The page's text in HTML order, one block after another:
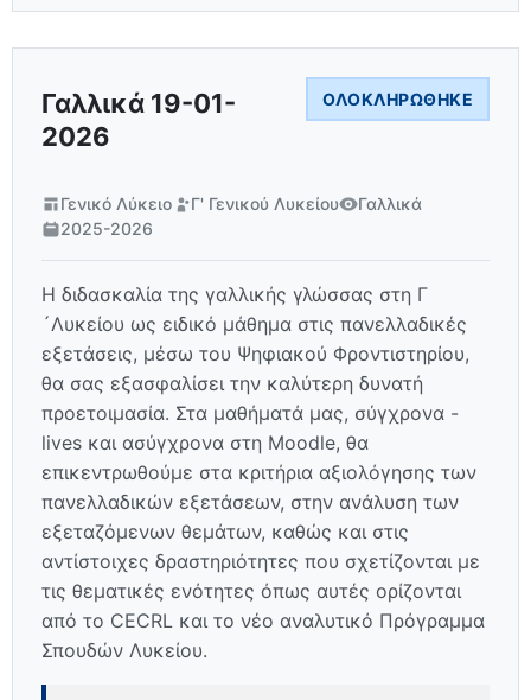
Γαλλικά 19-01-
2026
ΟΛΟΚΛΗΡΏΘΗΚΕ
Γενικό Λύκειο Γ' Γενικού Λυκείου
Γαλλικά
2025-2026
Η διδασκαλία της γαλλικής γλώσσας στη Γ
´Λυκείου ως ειδικό μάθημα στις πανελλαδικές
εξετάσεις, μέσω του Ψηφιακού Φροντιστηρίου,
θα σας εξασφαλίσει την καλύτερη δυνατή
προετοιμασία. Στα μαθήματά μας, σύγχρονα -
lives και ασύγχρονα στη Moodle, θα
επικεντρωθούμε στα κριτήρια αξιολόγησης των
πανελλαδικών εξετάσεων, στην ανάλυση των
εξεταζόμενων θεμάτων, καθώς και στις
αντίστοιχες δραστηριότητες που σχετίζονται με
τις θεματικές ενότητες όπως αυτές ορίζονται
από το CECRL και το νέο αναλυτικό Πρόγραμμα
Σπουδών Λυκείου.